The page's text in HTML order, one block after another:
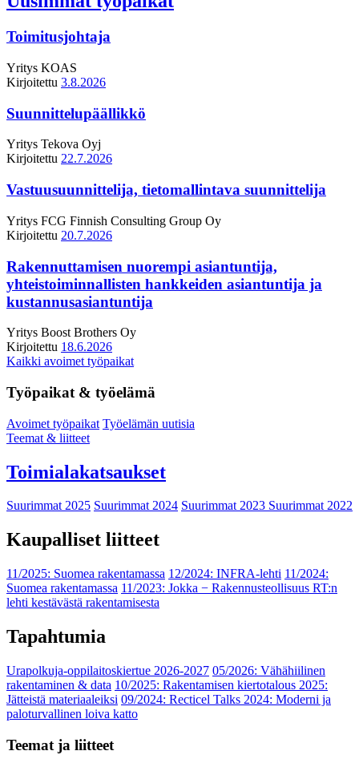
Toimitusjohtaja
Yritys KOAS
Kirjoitettu 3.8.2026
Suunnittelupäällikkö
Yritys Tekova Oyj
Kirjoitettu 22.7.2026
Vastuusuunnittelija, tietomallintava suunnittelija
Yritys FCG Finnish Consulting Group Oy
Kirjoitettu 20.7.2026
Rakennuttamisen nuorempi asiantuntija,
yhteistoiminnallisten hankkeiden asiantuntija ja
kustannusasiantuntija
Yritys Boost Brothers Oy
Kirjoitettu 18.6.2026
Kaikki avoimet työpaikat
Työpaikat & työelämä
Avoimet työpaikat Työelämän uutisia
Teemat & liitteet
Toimialakatsaukset
Suurimmat 2025 Suurimmat 2024 Suurimmat 2023 Suurimmat 2022
Kaupalliset liitteet
11/2025: Suomea rakentamassa 12/2024: INFRA-lehti 11/2024:
Suomea rakentamassa 11/2023: Jokka − Rakennusteollisuus RT:n
lehti kestävästä rakentamisesta
Tapahtumia
Urapolkuja-oppilaitoskiertue 2026-2027 05/2026: Vähähiilinen
rakentaminen & data 10/2025: Rakentamisen kiertotalous 2025:
Jätteistä materiaaleiksi 09/2024: Recticel Talks 2024: Moderni ja
paloturvallinen loiva katto
Teemat ja liitteet